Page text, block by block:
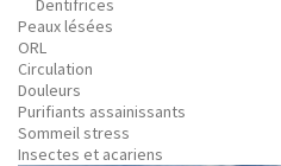
Dentifrices
Peaux lésées
ORL
Circulation
Douleurs
Purifiants assainissants
Sommeil stress
Insectes et acariens